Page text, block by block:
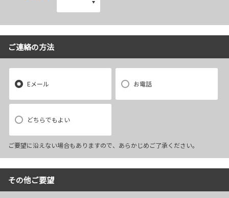
ご連絡の方法
Eメール お電話
どちらでもよい
ご要望に沿えない場合もありますので、あらかじめご了承ください。
その他ご要望